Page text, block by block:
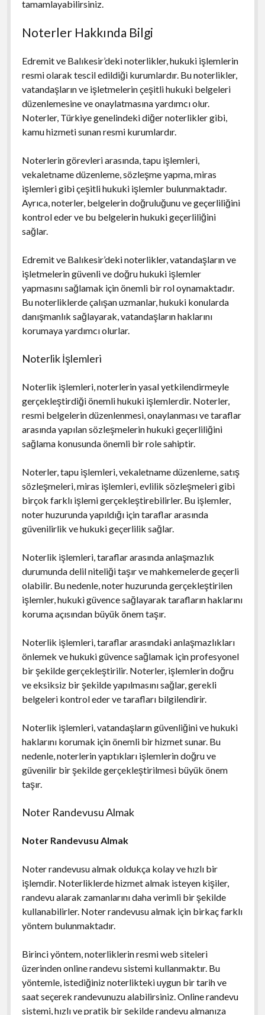
tamamlayabilirsiniz.
Noterler Hakkında Bilgi
Edremit ve Balıkesir’deki noterlikler, hukuki işlemlerin
resmi olarak tescil edildiği kurumlardır. Bu noterlikler,
vatandaşların ve işletmelerin çeşitli hukuki belgeleri
düzenlemesine ve onaylatmasına yardımcı olur.
Noterler, Türkiye genelindeki diğer noterlikler gibi,
kamu hizmeti sunan resmi kurumlardır.
Noterlerin görevleri arasında, tapu işlemleri,
vekaletname düzenleme, sözleşme yapma, miras
işlemleri gibi çeşitli hukuki işlemler bulunmaktadır.
Ayrıca, noterler, belgelerin doğruluğunu ve geçerliliğini
kontrol eder ve bu belgelerin hukuki geçerliliğini
sağlar.
Edremit ve Balıkesir’deki noterlikler, vatandaşların ve
işletmelerin güvenli ve doğru hukuki işlemler
yapmasını sağlamak için önemli bir rol oynamaktadır.
Bu noterliklerde çalışan uzmanlar, hukuki konularda
danışmanlık sağlayarak, vatandaşların haklarını
korumaya yardımcı olurlar.
Noterlik İşlemleri
Noterlik işlemleri, noterlerin yasal yetkilendirmeyle
gerçekleştirdiği önemli hukuki işlemlerdir. Noterler,
resmi belgelerin düzenlenmesi, onaylanması ve taraflar
arasında yapılan sözleşmelerin hukuki geçerliliğini
sağlama konusunda önemli bir role sahiptir.
Noterler, tapu işlemleri, vekaletname düzenleme, satış
sözleşmeleri, miras işlemleri, evlilik sözleşmeleri gibi
birçok farklı işlemi gerçekleştirebilirler. Bu işlemler,
noter huzurunda yapıldığı için taraflar arasında
güvenilirlik ve hukuki geçerlilik sağlar.
Noterlik işlemleri, taraflar arasında anlaşmazlık
durumunda delil niteliği taşır ve mahkemelerde geçerli
olabilir. Bu nedenle, noter huzurunda gerçekleştirilen
işlemler, hukuki güvence sağlayarak tarafların haklarını
koruma açısından büyük önem taşır.
Noterlik işlemleri, taraflar arasındaki anlaşmazlıkları
önlemek ve hukuki güvence sağlamak için profesyonel
bir şekilde gerçekleştirilir. Noterler, işlemlerin doğru
ve eksiksiz bir şekilde yapılmasını sağlar, gerekli
belgeleri kontrol eder ve tarafları bilgilendirir.
Noterlik işlemleri, vatandaşların güvenliğini ve hukuki
haklarını korumak için önemli bir hizmet sunar. Bu
nedenle, noterlerin yaptıkları işlemlerin doğru ve
güvenilir bir şekilde gerçekleştirilmesi büyük önem
taşır.
Noter Randevusu Almak
Noter Randevusu Almak
Noter randevusu almak oldukça kolay ve hızlı bir
işlemdir. Noterliklerde hizmet almak isteyen kişiler,
randevu alarak zamanlarını daha verimli bir şekilde
kullanabilirler. Noter randevusu almak için birkaç farklı
yöntem bulunmaktadır.
Birinci yöntem, noterliklerin resmi web siteleri
üzerinden online randevu sistemi kullanmaktır. Bu
yöntemle, istediğiniz noterlikteki uygun bir tarih ve
saat seçerek randevunuzu alabilirsiniz. Online randevu
sistemi, hızlı ve pratik bir şekilde randevu almanıza